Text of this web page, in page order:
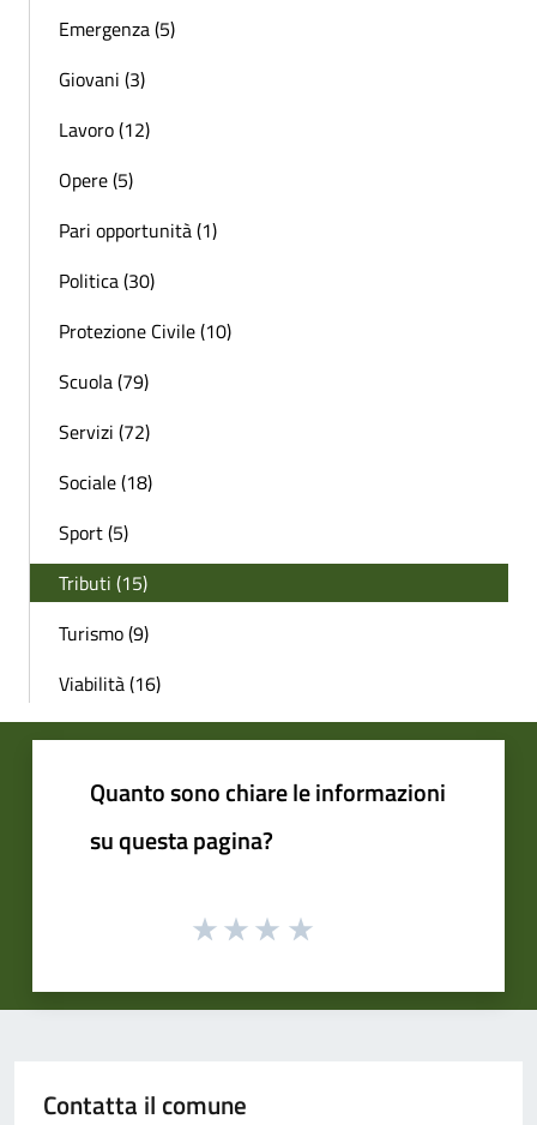
Emergenza (5)
Giovani (3)
Lavoro (12)
Opere (5)
Pari opportunità (1)
Politica (30)
Protezione Civile (10)
Scuola (79)
Servizi (72)
Sociale (18)
Sport (5)
Tributi (15)
Turismo (9)
Viabilità (16)
Quanto sono chiare le informazioni
su questa pagina?
Contatta il comune